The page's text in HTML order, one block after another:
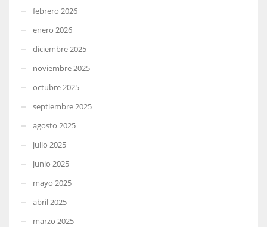
febrero 2026
enero 2026
diciembre 2025
noviembre 2025
octubre 2025
septiembre 2025
agosto 2025
julio 2025
junio 2025
mayo 2025
abril 2025
marzo 2025